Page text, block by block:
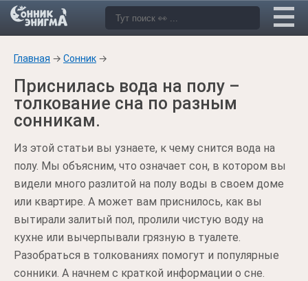
Главная → Сонник →
Приснилась вода на полу –
толкование сна по разным
сонникам.
Из этой статьи вы узнаете, к чему снится вода на
полу. Мы объясним, что означает сон, в котором вы
видели много разлитой на полу воды в своем доме
или квартире. А может вам приснилось, как вы
вытирали залитый пол, пролили чистую воду на
кухне или вычерпывали грязную в туалете.
Разобраться в толкованиях помогут и популярные
сонники. А начнем с краткой информации о сне.